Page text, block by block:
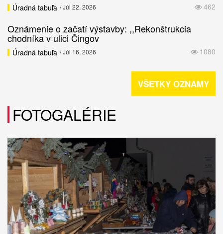
462
Úradná tabuľa / Júl 22, 2026
Oznámenie o začatí výstavby: ,,Rekonštrukcia
chodníka v ulici Čingov
1080
Úradná tabuľa / Júl 16, 2026
VŠETKY OZNAMY
FOTOGALÉRIE